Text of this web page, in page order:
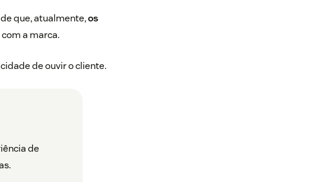
que, atualmente,os
a marca.
de ouvir o cliente.
de